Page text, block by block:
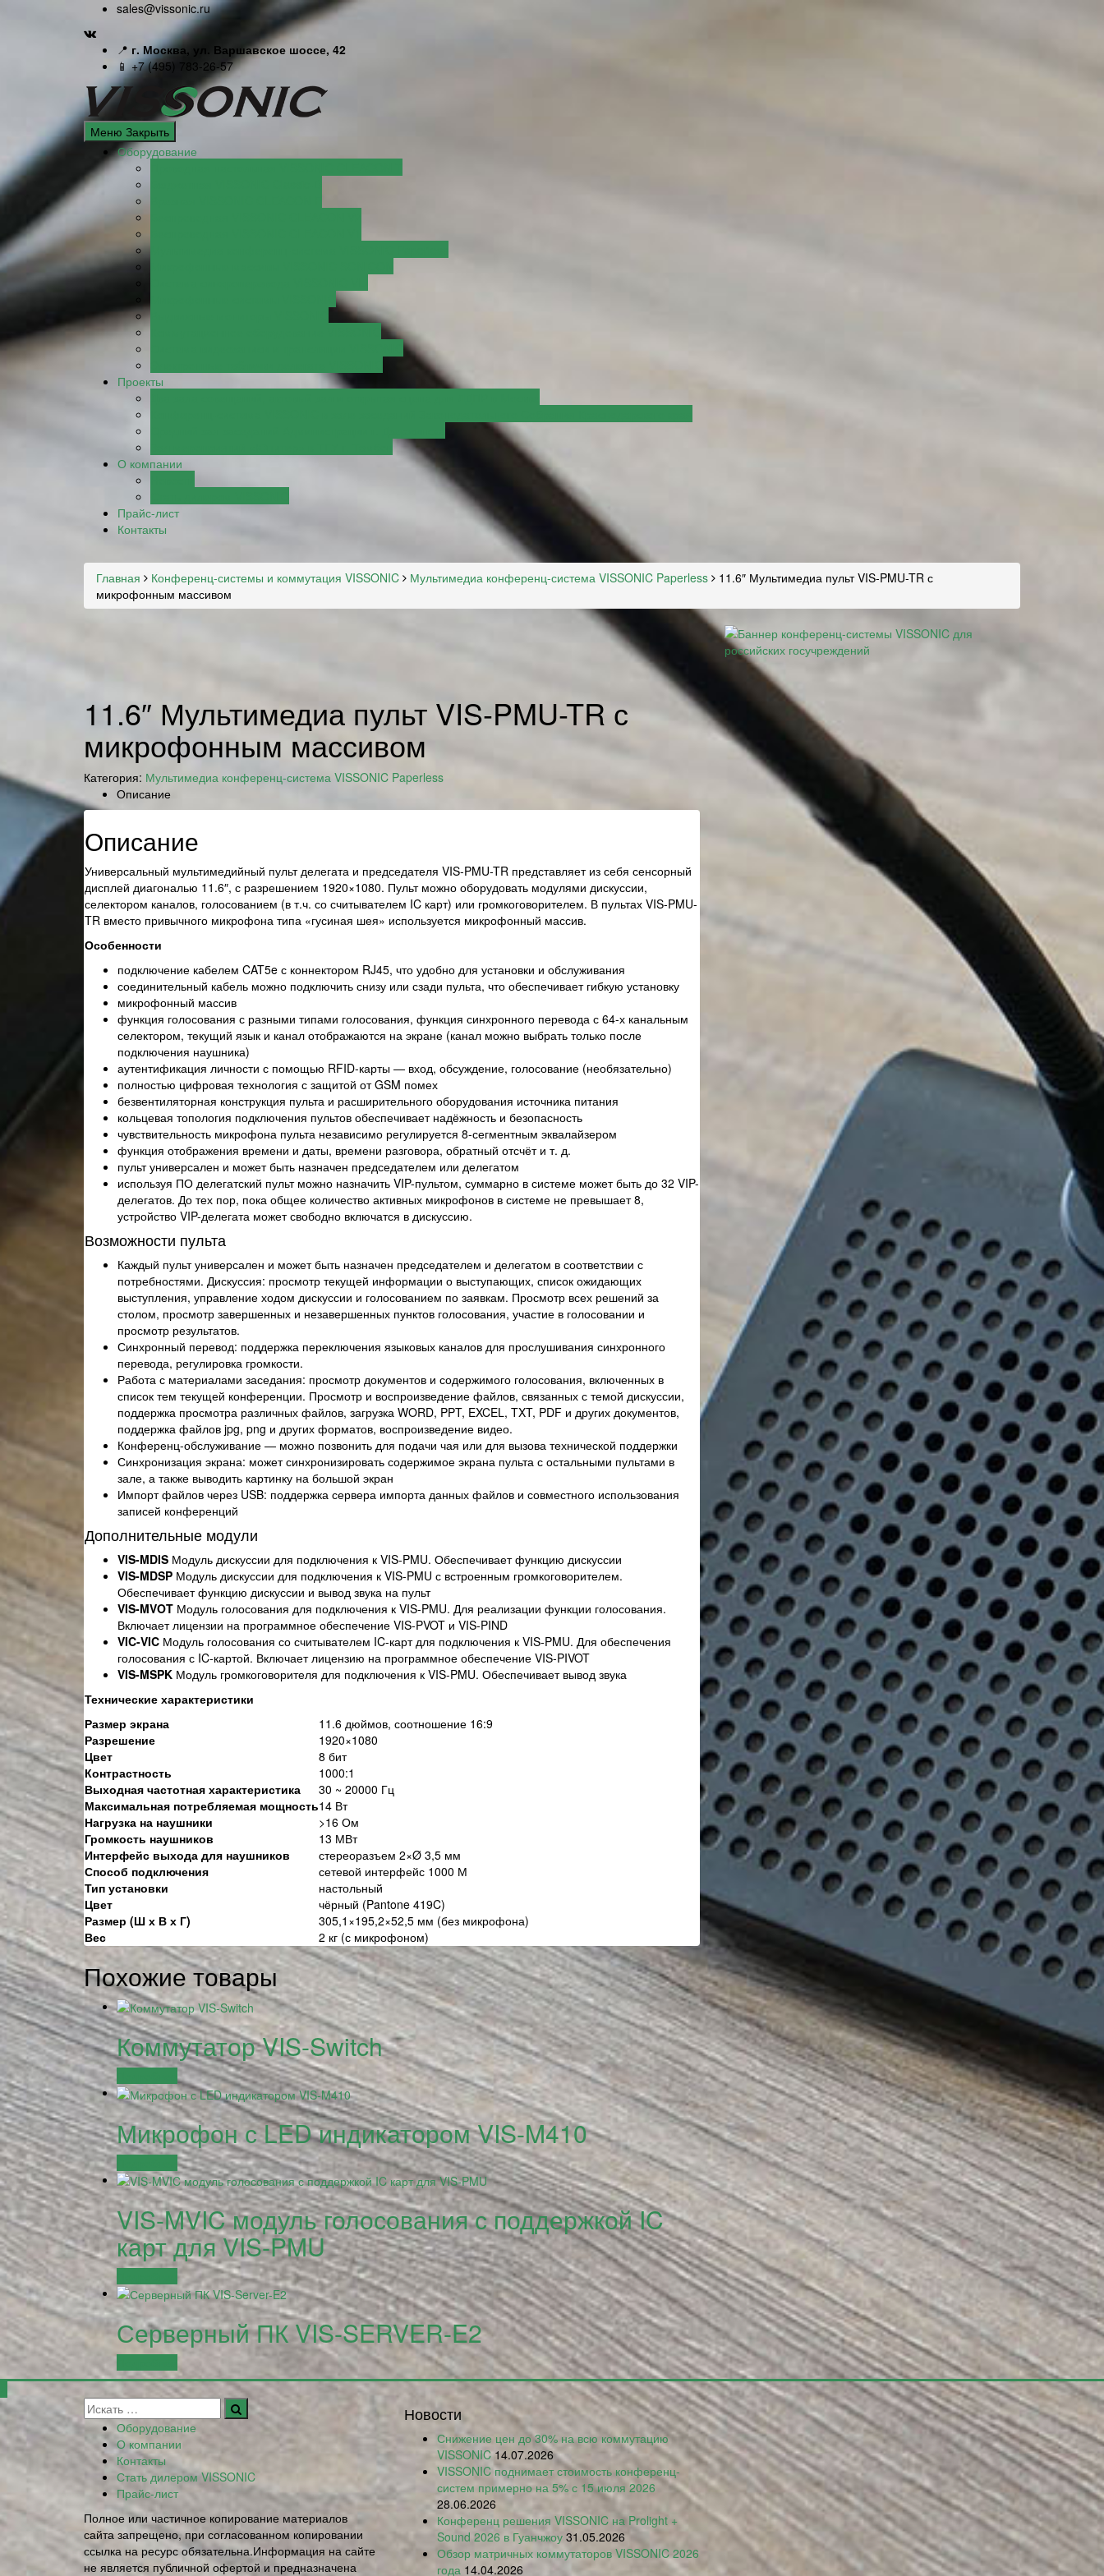
sales@vissonic.ru
📍 г. Москва, ул. Варшавское шоссе, 42
📱 +7 (495) 783-26-57
Меню Закрыть
Оборудование
Проекты
О компании
Прайс-лист
Контакты
Главная Конференц-системы и коммутация VISSONIC Мультимедиа конференц-система VISSONIC Paperless
11.6″ Мультимедиа пульт VIS-PMU-TR с
микрофонным массивом
11.6″ Мультимедиа пульт VIS-PMU-TR с
микрофонным массивом
Категория: Мультимедиа конференц-система VISSONIC Paperless
Описание
Описание
Универсальный мультимедийный пульт делегата и председателя VIS-PMU-TR представляет из себя сенсорный
дисплей диагональю 11.6″, с разрешением 1920×1080. Пульт можно оборудовать модулями дискуссии,
селектором каналов, голосованием (в т.ч. со считывателем IC карт) или громкоговорителем. В пультах VIS-PMU-
TR вместо привычного микрофона типа «гусиная шея» используется микрофонный массив.
Особенности
подключение кабелем CAT5e с коннектором RJ45, что удобно для установки и обслуживания
соединительный кабель можно подключить снизу или сзади пульта, что обеспечивает гибкую установку
микрофонный массив
функция голосования с разными типами голосования, функция синхронного перевода с 64-х канальным
селектором, текущий язык и канал отображаются на экране (канал можно выбрать только после
подключения наушника)
аутентификация личности с помощью RFID-карты — вход, обсуждение, голосование (необязательно)
полностью цифровая технология с защитой от GSM помех
безвентиляторная конструкция пульта и расширительного оборудования источника питания
кольцевая топология подключения пультов обеспечивает надёжность и безопасность
чувствительность микрофона пульта независимо регулируется 8-сегментным эквалайзером
функция отображения времени и даты, времени разговора, обратный отсчёт и т. д.
пульт универсален и может быть назначен председателем или делегатом
используя ПО делегатский пульт можно назначить VIP-пультом, суммарно в системе может быть до 32 VIP-
делегатов. До тех пор, пока общее количество активных микрофонов в системе не превышает 8,
устройство VIP-делегата может свободно включатся в дискуссию.
Возможности пульта
Каждый пульт универсален и может быть назначен председателем и делегатом в соответствии с
потребностями. Дискуссия: просмотр текущей информации о выступающих, список ожидающих
выступления, управление ходом дискуссии и голосованием по заявкам. Просмотр всех решений за
столом, просмотр завершенных и незавершенных пунктов голосования, участие в голосовании и
просмотр результатов.
Синхронный перевод: поддержка переключения языковых каналов для прослушивания синхронного
перевода, регулировка громкости.
Работа с материалами заседания: просмотр документов и содержимого голосования, включенных в
список тем текущей конференции. Просмотр и воспроизведение файлов, связанных с темой дискуссии,
поддержка просмотра различных файлов, загрузка WORD, PPT, EXCEL, TXT, PDF и других документов,
поддержка файлов jpg, png и других форматов, воспроизведение видео.
Конференц-обслуживание — можно позвонить для подачи чая или для вызова технической поддержки
Синхронизация экрана: может синхронизировать содержимое экрана пульта с остальными пультами в
зале, а также выводить картинку на большой экран
Импорт файлов через USB: поддержка сервера импорта данных файлов и совместного использования
записей конференций
Дополнительные модули
VIS-MDIS Модуль дискуссии для подключения к VIS-PMU. Обеспечивает функцию дискуссии
VIS-MDSP Модуль дискуссии для подключения к VIS-PMU с встроенным громкоговорителем.
Обеспечивает функцию дискуссии и вывод звука на пульт
VIS-MVOT Модуль голосования для подключения к VIS-PMU. Для реализации функции голосования.
Включает лицензии на программное обеспечение VIS-PVOT и VIS-PIND
VIC-VIC Модуль голосования со считывателем IC-карт для подключения к VIS-PMU. Для обеспечения
голосования с IC-картой. Включает лицензию на программное обеспечение VIS-PIVOT
VIS-MSPK Модуль громкоговорителя для подключения к VIS-PMU. Обеспечивает вывод звука
Технические характеристики
Размер экрана
11.6 дюймов, соотношение 16:9
Разрешение
1920×1080
Цвет
8 бит
Контрастность
1000:1
Выходная частотная характеристика
30 ~ 20000 Гц
Максимальная потребляемая мощность14 Вт
Нагрузка на наушники
>16 Ом
Громкость наушников
13 МВт
Интерфейс выхода для наушников
стереоразъем 2×Ø 3,5 мм
Способ подключения
сетевой интерфейс 1000 М
Тип установки
настольный
Цвет
чёрный (Pantone 419C)
Размер (Ш х В х Г)
305,1×195,2×52,5 мм (без микрофона)
Вес
2 кг (с микрофоном)
Похожие товары
Коммутатор VIS-Switch
Микрофон с LED индикатором VIS-M410
VIS-MVIC модуль голосования с поддержкой IC
карт для VIS-PMU
Серверный ПК VIS-SERVER-E2
Оборудование
О компании
Контакты
Стать дилером VISSONIC
Прайс-лист
Полное или частичное копирование материалов
сайта запрещено, при согласованном копировании
ссылка на ресурс обязательна.Информация на сайте
не является публичной офертой и предназначена
Новости
Снижение цен до 30% на всю коммутацию
VISSONIC 14.07.2026
VISSONIC поднимает стоимость конференц-
систем примерно на 5% с 15 июля 2026
28.06.2026
Конференц решения VISSONIC на Prolight +
Sound 2026 в Гуанчжоу 31.05.2026
Обзор матричных коммутаторов VISSONIC 2026
года 14.04.2026